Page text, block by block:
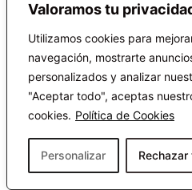
Valoramos tu
Utilizamos cookies para
navegación, mostrarte
personalizados y analizar
"Aceptar todo", aceptas
cookies. Política de Cookies
Personalizar Rechazar
DEJA UNA RESPUESTA
INICIAR SESIÓN PARA
MANTENTE CONECTADO